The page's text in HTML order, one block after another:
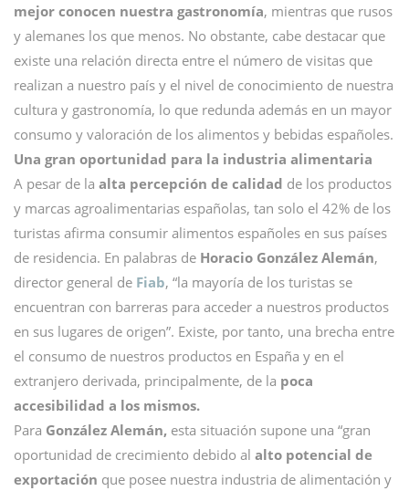
mejor conocen nuestra gastronomía, mientras que rusos
y alemanes los que menos. No obstante, cabe destacar que
existe una relación directa entre el número de visitas que
realizan a nuestro país y el nivel de conocimiento de nuestra
cultura y gastronomía, lo que redunda además en un mayor
consumo y valoración de los alimentos y bebidas españoles.
Una gran oportunidad para la industria alimentaria
A pesar de la alta percepción de calidad de los productos
y marcas agroalimentarias españolas, tan solo el 42% de los
turistas afirma consumir alimentos españoles en sus países
de residencia. En palabras de Horacio González Alemán,
director general de Fiab, “la mayoría de los turistas se
encuentran con barreras para acceder a nuestros productos
en sus lugares de origen”. Existe, por tanto, una brecha entre
el consumo de nuestros productos en España y en el
extranjero derivada, principalmente, de la poca
accesibilidad a los mismos.
Para González Alemán, esta situación supone una “gran
oportunidad de crecimiento debido al alto potencial de
exportación que posee nuestra industria de alimentación y